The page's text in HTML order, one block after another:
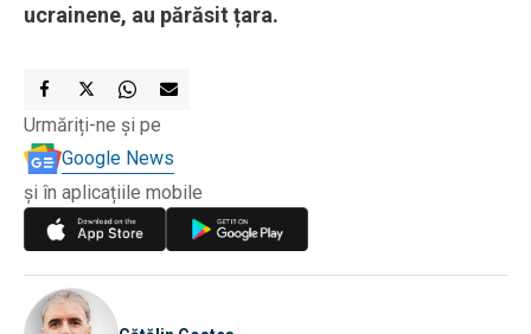
ucrainene, au părăsit țara.
Urmăriți-ne și pe
Google News
și în aplicațiile mobile